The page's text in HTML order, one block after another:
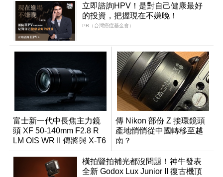
立即諮詢HPV！是對自己健康最好
的投資，把握現在不嫌晚！
PR（台灣癌症基金會）
富士新一代中長焦主力鏡
頭 XF 50-140mm F2.8 R
LM OIS WR II 傳將與 X-T6
同步亮相
傳 Nikon 部份 Z 接環鏡頭
產地悄悄從中國轉移至越
南？
橫拍豎拍補光都沒問題！神牛發表
全新 Godox Lux Junior II 復古機頂